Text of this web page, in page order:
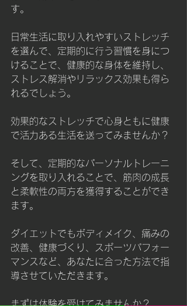
す。
日常生活に取り入れやすいストレッチ
を選んで、定期的に行う習慣を身につ
けることで、健康的な身体を維持し、
ストレス解消やリラックス効果も得ら
れるでしょう。
効果的なストレッチで心身ともに健康
で活力ある生活を送ってみませんか？
そして、定期的なパーソナルトレーニ
ングを取り入れることで、筋肉の成長
と柔軟性の両方を獲得することができ
ます。
ダイエットでもボディメイク、痛みの
改善、健康づくり、スポーツパフォー
マンスなど、あなたに合った方法で指
導させていただきます。
まずは体験を受けてみませんか？